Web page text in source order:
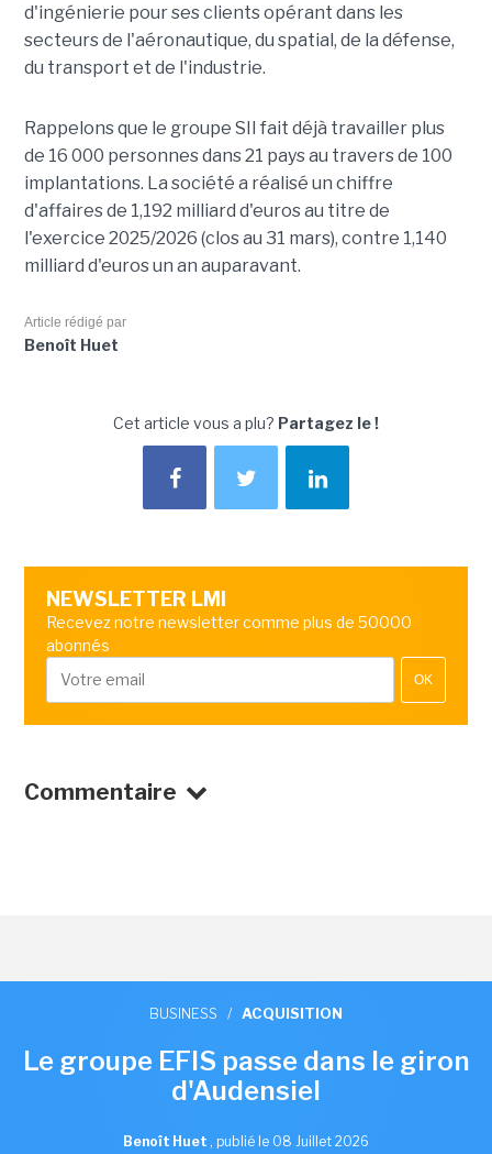
d'ingénierie pour ses clients opérant dans les
secteurs de l'aéronautique, du spatial, de la défense,
du transport et de l'industrie.
Rappelons que le groupe SII fait déjà travailler plus
de 16 000 personnes dans 21 pays au travers de 100
implantations. La société a réalisé un chiffre
d'affaires de 1,192 milliard d'euros au titre de
l'exercice 2025/2026 (clos au 31 mars), contre 1,140
milliard d'euros un an auparavant.
Article rédigé par
Benoît Huet
Cet article vous a plu? Partagez le !
NEWSLETTER LMI
Recevez notre newsletter comme plus de 50000
abonnés
OK
Commentaire
BUSINESS / ACQUISITION
Le groupe EFIS passe dans le giron
d'Audensiel
Benoît Huet , publié le 08 Juillet 2026